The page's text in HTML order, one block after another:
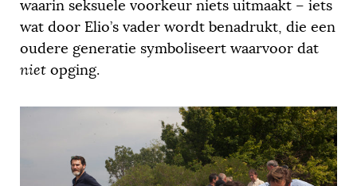
waarin seksuele voorkeur niets uitmaakt – iets
wat door Elio’s vader wordt benadrukt, die een
oudere generatie symboliseert waarvoor dat
niet opging.